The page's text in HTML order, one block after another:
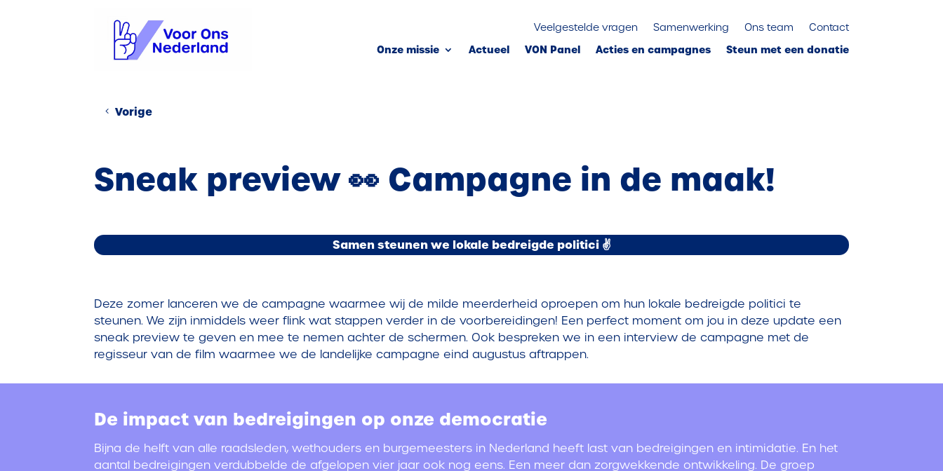
Veelgestelde vragen Samenwerking Ons team Contact
Onze missie Actueel VON Panel Acties en campagnes Steun met een donatie
Vorige
Sneak preview👀 Campagne in de maak!
Samen steunen we lokale bedreigde politici ✌️
Deze zomer lanceren we de campagne waarmee wij de milde meerderheid oproepen om hun lokale bedreigde politici te
steunen. We zijn inmiddels weer flink wat stappen verder in de voorbereidingen! Een perfect moment om jou in deze update een
sneak preview te geven en mee te nemen achter de schermen. Ook bespreken we in een interview de campagne met de
regisseur van de film waarmee we de landelijke campagne eind augustus aftrappen.
De impact van bedreigingen op onze democratie
Bijna de helft van alle raadsleden, wethouders en burgemeesters in Nederland heeft last van bedreigingen en intimidatie. En het
aantal bedreigingen verdubbelde de afgelopen vier jaar ook nog eens. Een meer dan zorgwekkende ontwikkeling. De groep